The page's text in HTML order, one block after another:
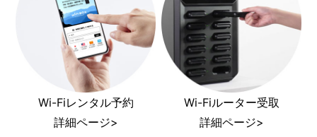
Wi-Fiレンタル予約
詳細ページ>
Wi-Fiルーター受取
詳細ページ>